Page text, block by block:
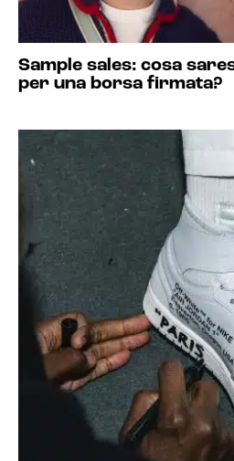
Sample sales: cosa
per una borsa firmata?